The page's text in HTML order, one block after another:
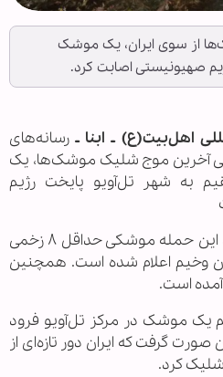
از سوی ایران، یک موشک
صهیونیستی اصابت کرد.
اهل‌بیت(ع) ـ ابنا ـ رسانه‌های
پی آخرین موج شلیک موشک‌ها، یک
به شهر تل‌آویو پایخت رژیم
بر اساس گزارش این رسانه‌ها، این حمله موشکی حداقل ۸ زخمی
وخیم اعلام شده است. همچنین
است.
یک موشک در مرکز تل‌آویو فرود
گرفت که ایران دور تازه‌ای از
کرد.